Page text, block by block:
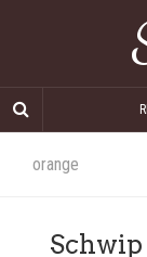
orange
Schwip